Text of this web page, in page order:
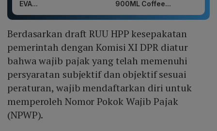
EVA...
900ML Coffee...
Berdasarkan draft RUU HPP kesepakatan
pemerintah dengan Komisi XI DPR diatur
bahwa wajib pajak yang telah memenuhi
persyaratan subjektif dan objektif sesuai
peraturan, wajib mendaftarkan diri untuk
memperoleh Nomor Pokok Wajib Pajak
(NPWP).